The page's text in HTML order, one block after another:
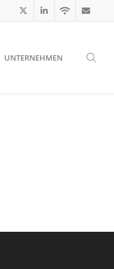
UNTERNEHMEN